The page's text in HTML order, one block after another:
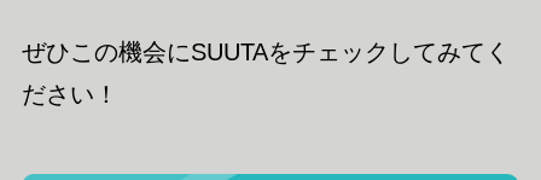
ぜひこの機会にSUUTAをチェックしてみてく
ださい！